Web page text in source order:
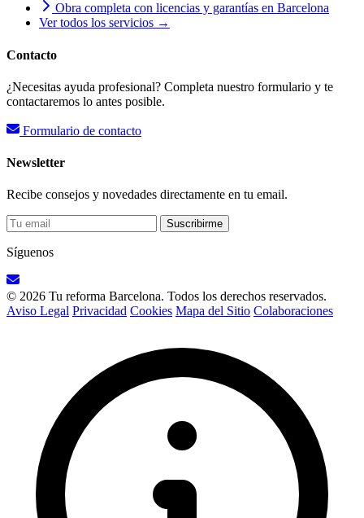
Obra completa con licencias y garantías en Barcelona
Ver todos los servicios →
Contacto
¿Necesitas ayuda profesional? Completa nuestro formulario y te
contactaremos lo antes posible.
Formulario de contacto
Newsletter
Recibe consejos y novedades directamente en tu email.
Suscribirme
Síguenos
© 2026 Tu reforma Barcelona. Todos los derechos reservados.
Aviso Legal Privacidad Cookies Mapa del Sitio Colaboraciones